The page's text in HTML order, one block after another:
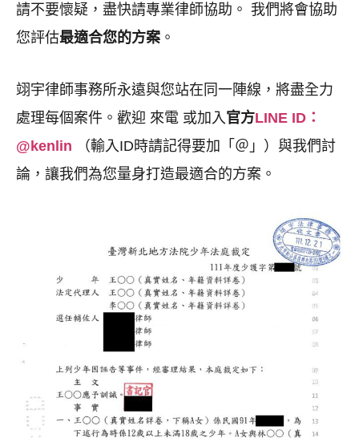
請不要懷疑，盡快請專業律師協助。 我們將會協助
您評估最適合您的方案 。
翊宇律師事務所永遠與您站在同一陣線，將盡全力
處理每個案件。歡迎 來電 或加入 官方LINE ID ：
@kenlin （輸入ID時請記得要加「＠」）與我們討
論，讓我們為您量身打造最適合的方案。